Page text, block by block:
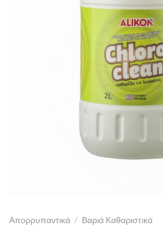
Απορρυπαντικά / Βαριά Καθαριστικά